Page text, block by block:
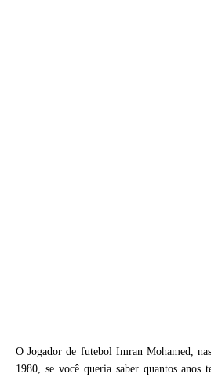
O Jogador de futebol Imran Mohamed,
1980, se você queria saber quantos anos